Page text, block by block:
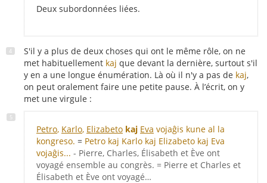
Deux subordonnées liées.
S'il y a plus de deux choses qui ont le même rôle, on ne
met habituellement kaj que devant la dernière, surtout s'il
y en a une longue énumération. Là où il n'y a pas de kaj,
on peut oralement faire une petite pause. À l’écrit, on y
met une virgule :
Petro, Karlo, Elizabeto kaj Eva vojaĝis kune al la
kongreso. = Petro kaj Karlo kaj Elizabeto kaj Eva
vojaĝis... - Pierre, Charles, Élisabeth et Ève ont
voyagé ensemble au congrès. = Pierre et Charles et
Élisabeth et Ève ont voyagé…